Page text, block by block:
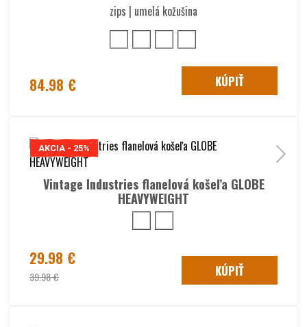
zips | umelá kožušina
84.98 € KÚPIŤ
AKCIA - 25%
Vintage Industries flanelová košeľa GLOBE
HEAVYWEIGHT
29.98 €
39.98 € KÚPIŤ